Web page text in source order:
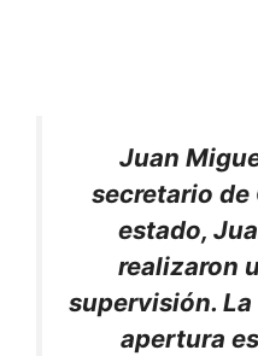
Juan
secretario de
estado,
realizaron
supervisión.
apertura